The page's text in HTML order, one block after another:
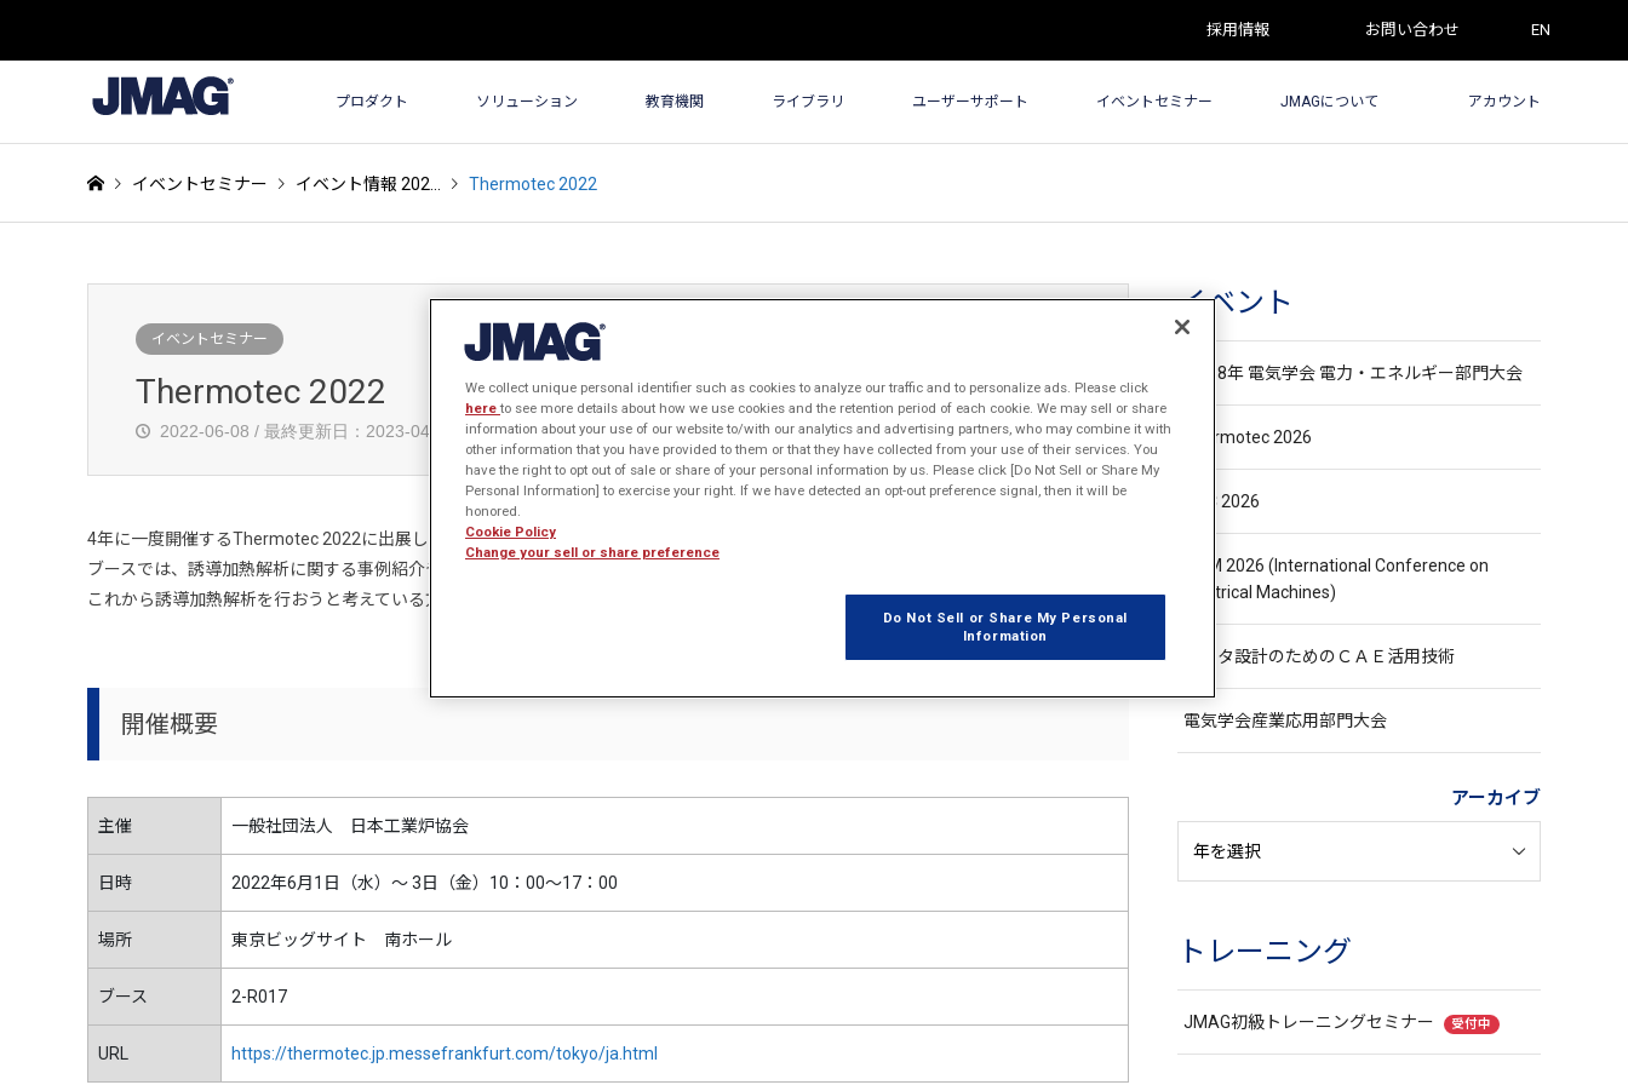
採用情報 お問い合わせ EN
プロダクト ソリューション 教育機関 ライブラリ ユーザーサポート イベントセミナー JMAGについて アカウント
イベントセミナー イベント情報 202… Thermotec 2022
イベントセミナー
Thermotec 2022
2022-06-08 / 最終更新日：2023-04-27
4年に一度開催するThermotec 2022に出展します。
ブースでは、誘導加熱解析に関する事例紹介や、デモンストレーションを行います。
これから誘導加熱解析を行おうと考えている方、さらに高度な解析を行おうと考えている方はぜひブースにお立ち寄りください。
開催概要
主催 一般社団法人 日本工業炉協会
日時 2022年6月1日（水）～ 3日（金）10：00～17：00
場所 東京ビッグサイト 南ホール
ブース 2-R017
URL https://thermotec.jp.messefrankfurt.com/tokyo/ja.html
イベント
令和8年 電気学会 電力・エネルギー部門大会
Thermotec 2026
ASC 2026
ICEM 2026 (International Conference on
Electrical Machines)
モータ設計のためのＣＡＥ活用技術
電気学会産業応用部門大会
アーカイブ
トレーニング
JMAG初級トレーニングセミナー 受付中
We collect unique personal identifier such as cookies to analyze our traffic and to personalize ads. Please click
hereto see more details about how we use cookies and the retention period of each cookie. We may sell or share
information about your use of our website to/with our analytics and advertising partners, who may combine it with
other information that you have provided to them or that they have collected from your use of their services. You
have the right to opt out of sale or share of your personal information by us. Please click [Do Not Sell or Share My
Personal Information] to exercise your right. If we have detected an opt-out preference signal, then it will be
honored.
Cookie Policy
Change your sell or share preference
Do Not Sell or Share My Personal
Information